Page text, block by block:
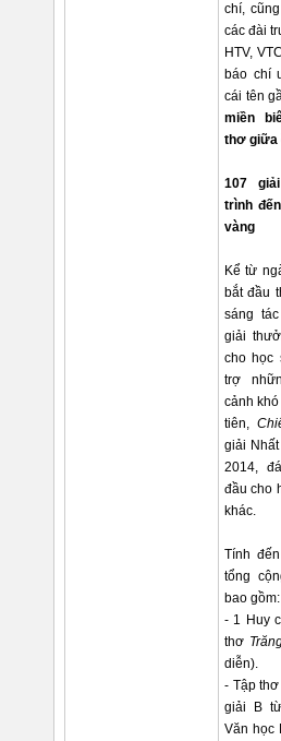
chí,
các đài
HTV,
báo chí
cái tên
miền
thơ giữa
107
trình
vàng
Kể từ
bắt đầu
sáng
giải
cho học
trợ
cảnh
tiên,
giải
2014,
đầu cho
khác.
Tính
tổng
bao gồm:
- 1 Huy
thơ
diễn).
- Tập
giải B
Văn học